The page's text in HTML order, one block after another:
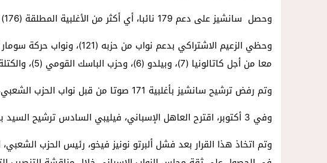
وحصل سانشيز على دعم 179 نائبا، أي أكثر من الأغلبية المطلقة (176) اللازمة خلال التصويت الأول على تنصيبه.
معا من أجل كاتالونيا (7)، وبيلدو (6)، وحزب الباسك القومي (5)، والكتلة الوطنية الغاليسية (1) والائتلاف الكناري (1).
وتم رفض ترشيح سانشيز بأغلبية 171 صوتا من قبل نواب الحزب الشعبي، وفوكس، واتحاد الشعب النافاري.
وفي 3 أكتوبر، اقترح العاهل الإسباني، فيليبي السادس ترشيح السيد بيدرو سانشيز لرئاسة الحكومة.
وتم اتخاذ هذا القرار بعد فشل ألبرتو نونيز فيخو، رئيس الحزب